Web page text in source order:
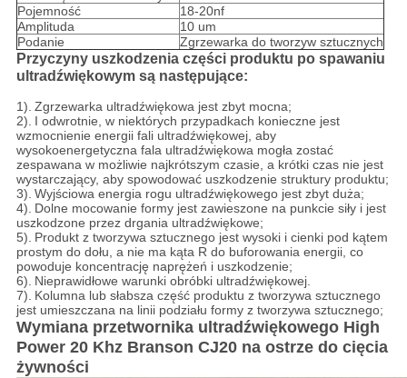
Pojemność
18-20nf
Amplituda
10 um
Podanie
Zgrzewarka do tworzyw sztucznych
Przyczyny uszkodzenia części produktu po spawaniu
ultradźwiękowym są następujące:
1). Zgrzewarka ultradźwiękowa jest zbyt mocna;
2). I odwrotnie, w niektórych przypadkach konieczne jest
wzmocnienie energii fali ultradźwiękowej, aby
wysokoenergetyczna fala ultradźwiękowa mogła zostać
zespawana w możliwie najkrótszym czasie, a krótki czas nie jest
wystarczający, aby spowodować uszkodzenie struktury produktu;
3). Wyjściowa energia rogu ultradźwiękowego jest zbyt duża;
4). Dolne mocowanie formy jest zawieszone na punkcie siły i jest
uszkodzone przez drgania ultradźwiękowe;
5). Produkt z tworzywa sztucznego jest wysoki i cienki pod kątem
prostym do dołu, a nie ma kąta R do buforowania energii, co
powoduje koncentrację naprężeń i uszkodzenie;
6). Nieprawidłowe warunki obróbki ultradźwiękowej.
7). Kolumna lub słabsza część produktu z tworzywa sztucznego
jest umieszczana na linii podziału formy z tworzywa sztucznego;
Wymiana przetwornika ultradźwiękowego High
Power 20 Khz Branson CJ20 na ostrze do cięcia
żywności